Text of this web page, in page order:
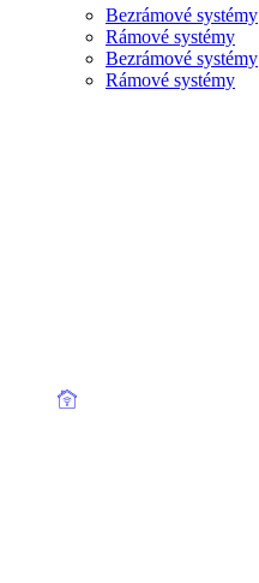
Bezrámové systémy
Rámové systémy
Bezrámové systémy
Rámové systémy